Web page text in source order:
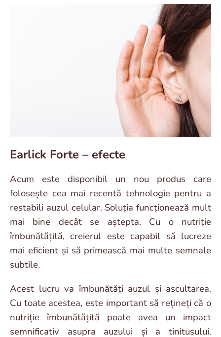
Earlick Forte – efecte
Acum este disponibil un nou produs care
folosește cea mai recentă tehnologie pentru a
restabili auzul celular. Soluția funcționează mult
mai bine decât se aștepta. Cu o nutriție
îmbunătățită, creierul este capabil să lucreze
mai eficient și să primească mai multe semnale
subtile.
Acest lucru va îmbunătăți auzul și ascultarea.
Cu toate acestea, este important să rețineți că o
nutriție îmbunătățită poate avea un impact
semnificativ asupra auzului și a tinitusului.